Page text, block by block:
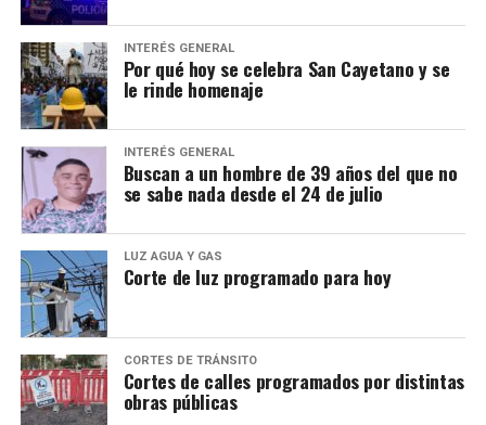
INTERÉS GENERAL
Por qué hoy se celebra San Cayetano y se
le rinde homenaje
INTERÉS GENERAL
Buscan a un hombre de 39 años del que no
se sabe nada desde el 24 de julio
LUZ AGUA Y GAS
Corte de luz programado para hoy
CORTES DE TRÁNSITO
Cortes de calles programados por distintas
obras públicas